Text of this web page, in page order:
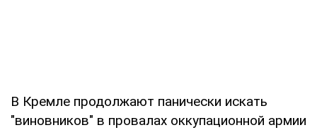
В Кремле продолжают панически искать
"виновников" в провалах оккупационной армии